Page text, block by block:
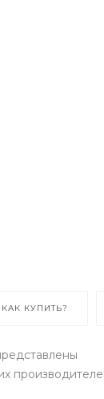
КАК КУПИТЬ?